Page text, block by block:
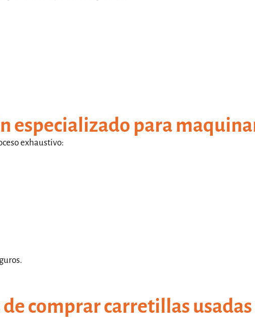
especializado para
exhaustivo:
comprar carretillas